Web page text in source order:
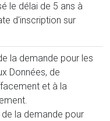
le délai de 5 ans à
d'inscription sur
la demande pour les
Données, de
et à la
la demande pour